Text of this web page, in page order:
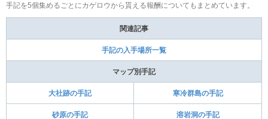
手記を5個集めるごとにカゲロウから貰える報酬についてもまとめています。
関連記事
手記の入手場所一覧
マップ別手記
大社跡の手記 寒冷群島の手記
砂原の手記 溶岩洞の手記